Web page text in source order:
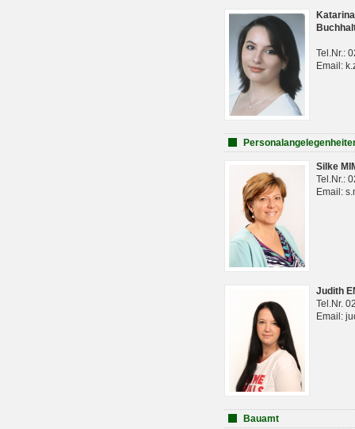
Tel.Nr.:
Email:
Silke
Tel.Nr.:
Email:
Judith
Tel.Nr.
Email:
Bauamt